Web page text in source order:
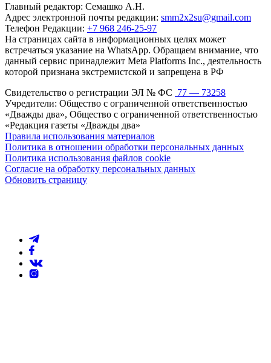
Главный редактор: Семашко А.Н.
Адрес электронной почты редакции: smm2x2su@gmail.com
Телефон Редакции: +7 968 246-25-97
На страницах сайта в информационных целях может
встречаться указание на WhatsApp. Обращаем внимание, что
данный сервис принадлежит Meta Platforms Inc., деятельность
которой признана экстремистской и запрещена в РФ
Свидетельство о регистрации ЭЛ № ФС 77 — 73258
Учредители: Общество с ограниченной ответственностью
«Дважды два», Общество с ограниченной ответственностью
«Редакция газеты «Дважды два»
Правила использования материалов
Политика в отношении обработки персональных данных
Политика использования файлов cookie
Согласие на обработку персональных данных
Обновить страницу